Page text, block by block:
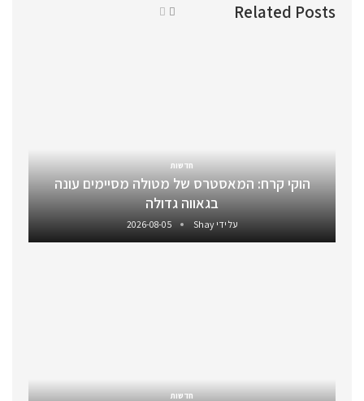
Related Posts
חדשות
הוקי קרח: המאסטרס של מטולה מסיימים עונה
בגאווה גדולה
על ידיShay
2026-08-05
חדשות